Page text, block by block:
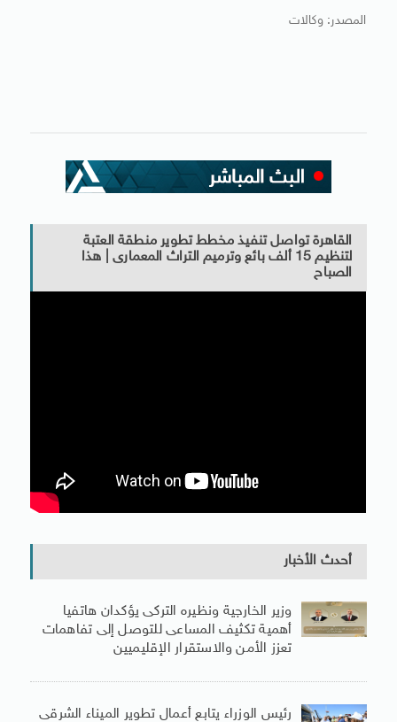
المصدر: وكالات
القاهرة تواصل تنفيذ مخطط تطوير منطقة العتبة
لتنظيم 15 ألف بائع وترميم التراث المعمارى | هذا
الصباح
أحدث الأخبار
وزير الخارجية ونظيره التركى يؤكدان هاتفيا
أهمية تكثيف المساعى للتوصل إلى تفاهمات
تعزز الأمن والاستقرار الإقليميين
رئيس الوزراء يتابع أعمال تطوير الميناء الشرقى